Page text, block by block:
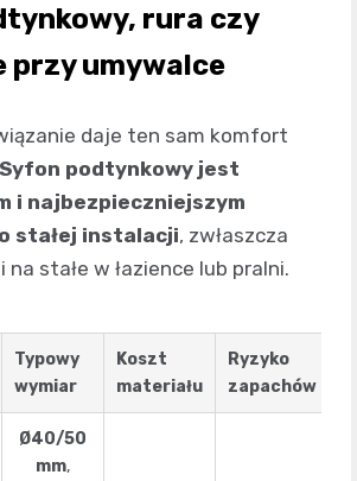
rura czy
przy umywalce
daje ten sam komfort
Syfon podtynkowy jest
i najbezpieczniejszym
stałej instalacji, zwłaszcza
stałe w łazience lub pralni.
Typowy
wymiar
Koszt
materiału
Ryzyko
zapachów
Ø40/50
mm,